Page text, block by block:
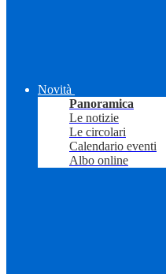
Novità
Panoramica
Le notizie
Le circolari
Calendario eventi
Albo online